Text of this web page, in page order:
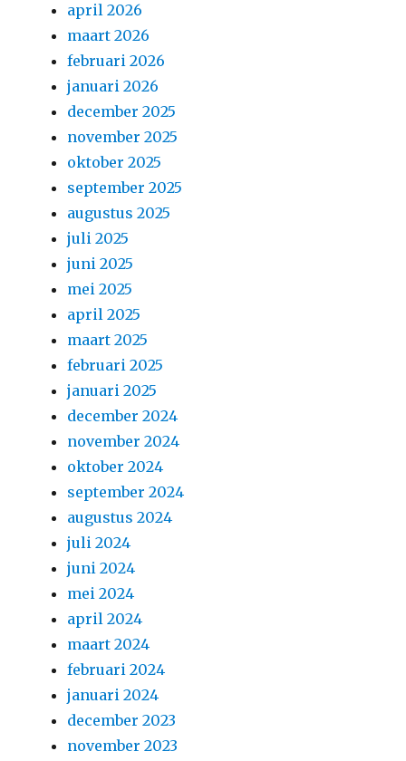
april 2026
maart 2026
februari 2026
januari 2026
december 2025
november 2025
oktober 2025
september 2025
augustus 2025
juli 2025
juni 2025
mei 2025
april 2025
maart 2025
februari 2025
januari 2025
december 2024
november 2024
oktober 2024
september 2024
augustus 2024
juli 2024
juni 2024
mei 2024
april 2024
maart 2024
februari 2024
januari 2024
december 2023
november 2023